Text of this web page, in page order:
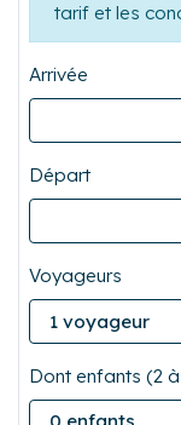
tarif et les
Arrivée
Départ
Voyageurs
Dont enfants (2